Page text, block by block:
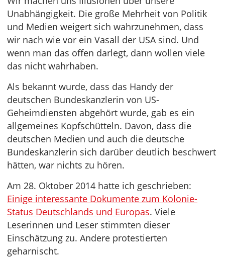
Unabhängigkeit. Die große Mehrheit von Politik
und Medien weigert sich wahrzunehmen, dass
wir nach wie vor ein Vasall der USA sind. Und
wenn man das offen darlegt, dann wollen viele
das nicht wahrhaben.
Als bekannt wurde, dass das Handy der
deutschen Bundeskanzlerin von US-
Geheimdiensten abgehört wurde, gab es ein
allgemeines Kopfschütteln. Davon, dass die
deutschen Medien und auch die deutsche
Bundeskanzlerin sich darüber deutlich beschwert
hätten, war nichts zu hören.
Am 28. Oktober 2014 hatte ich geschrieben:
Einige interessante Dokumente zum Kolonie-
Status Deutschlands und Europas. Viele
Leserinnen und Leser stimmten dieser
Einschätzung zu. Andere protestierten
geharnischt.